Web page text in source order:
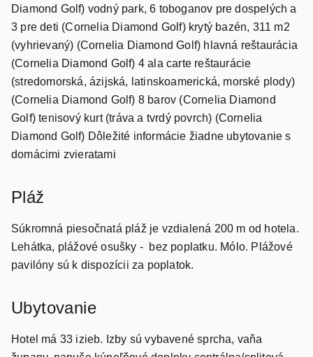
(vyhrievaný) (Cornelia Diamond Golf) hlavná reštaurácia
(Cornelia Diamond Golf) 4 ala carte reštaurácie
(stredomorská, ázijská, latinskoamerická, morské plody)
(Cornelia Diamond Golf) 8 barov (Cornelia Diamond
Golf) tenisový kurt (tráva a tvrdý povrch) (Cornelia
Diamond Golf) Dôležité informácie žiadne ubytovanie s
domácimi zvieratami
Súkromná piesočnatá pláž je vzdialená 200 m od hotela.
pavilóny sú k dispozícii za poplatok.
Hotel má 33 izieb. Izby sú vybavené sprcha, vaňa
klimatizácia TV telefón mini-bar čajovo-kávová súprava